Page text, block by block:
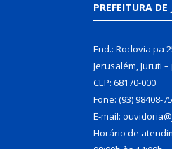
PREFEITURA DE
End.: Rodovia pa
Jerusalém, Juruti –
CEP: 68170-000
Fone: (93) 98408-
E-mail:
Horário de